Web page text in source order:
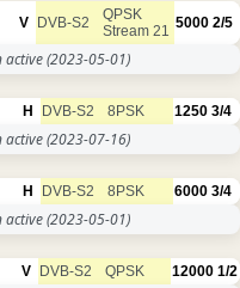
V DVB-S2
QPSK
Stream 21 5000 2/5
active(2023-05-01)
H DVB-S2 8PSK 1250 3/4
active(2023-07-16)
H DVB-S2 8PSK 6000 3/4
active(2023-05-01)
V DVB-S2 QPSK 12000 1/2